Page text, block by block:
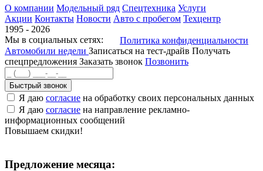
О компании Модельный ряд Спецтехника Услуги
Акции Контакты Новости Авто с пробегом Техцентр
1995 - 2026
Мы в социальных сетях:
Политика конфиденциальности
Автомобили недели Записаться на тест-драйв Получать
спецпредложения Заказать звонок Позвонить
Быстрый звонок
Я даю согласие на обработку своих персональных данных
Я даю согласие на направление рекламно-
информационных сообщений
Повышаем скидки!
Предложение месяца: